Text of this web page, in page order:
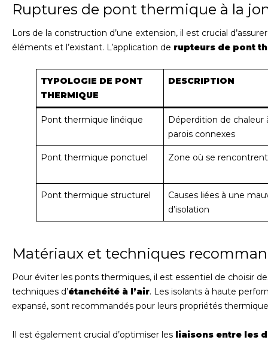
Ruptures de pont thermique à la
Lors de la construction d’une extension, il est crucial
éléments et l’existant. L’application de rupteurs de pont
TYPOLOGIE DE PONT
THERMIQUE
DESCRIPTION
Pont thermique linéique
Déperdition de chaleur
parois connexes
Pont thermique ponctuel Zone où se
Pont thermique structurel
Causes liées à une
d’isolation
Matériaux et techniques
Pour éviter les ponts thermiques, il est essentiel de choisir
techniques d’étanchéité à l’air. Les isolants à haute
expansé, sont recommandés pour leurs propriétés
Il est également crucial d’optimiser les liaisons entre les